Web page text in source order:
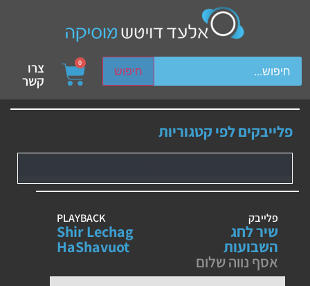
חיפוש
device users, explore by touch or with swipe gestures.
0 צרו
קשר
פלייבקים לפי קטגוריות
פלייבק
שיר לחג
השבועות
אסף נווה שלום
PLAYBACK
Shir Lechag
HaShavuot